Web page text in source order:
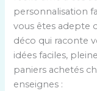
personnalisation
vous êtes adepte
déco qui raconte
idées faciles,
paniers achetés
enseignes :